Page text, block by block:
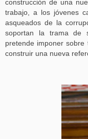
construcción de una
trabajo, a los jóvenes
asqueados de la
soportan la trama de
pretende imponer
construir una nueva